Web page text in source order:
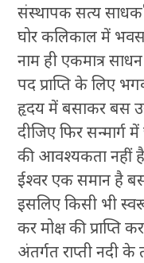
संस्थापक सत्य साधक
घोर कलिकाल में
नाम ही एकमात्र
पद प्राप्ति के लिए
हृदय में बसाकर बस
दीजिए फिर
की आवश्यकता नहीं
ईश्वर एक समान है
इसलिए किसी भी
कर मोक्ष की प्राप्ति
अंतर्गत राप्ती नदी